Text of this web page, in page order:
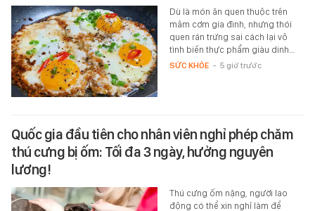
Dù là món ăn quen thuộc trên
mâm cơm gia đình, nhưng thói
quen rán trứng sai cách lại vô
tình biến thực phẩm giàu dinh…
SỨC KHỎE - 5 giờ trước
Quốc gia đầu tiên cho nhân viên nghỉ phép chăm
thú cưng bị ốm: Tối đa 3 ngày, hưởng nguyên
lương!
Thú cưng ốm nặng, người lao
động có thể xin nghỉ làm để